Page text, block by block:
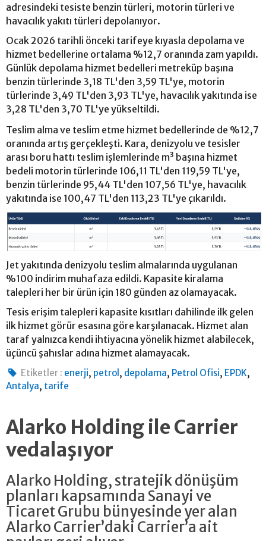
adresindeki tesiste benzin türleri, motorin türleri ve
havacılık yakıtı türleri depolanıyor.
Ocak 2026 tarihli önceki tarifeye kıyasla depolama ve
hizmet bedellerine ortalama %12,7 oranında zam yapıldı.
Günlük depolama hizmet bedelleri metreküp başına
benzin türlerinde 3,18 TL'den 3,59 TL'ye, motorin
türlerinde 3,49 TL'den 3,93 TL'ye, havacılık yakıtında ise
3,28 TL'den 3,70 TL'ye yükseltildi.
Teslim alma ve teslim etme hizmet bedellerinde de %12,7
oranında artış gerçekleşti. Kara, denizyolu ve tesisler
arası boru hattı teslim işlemlerinde m³ başına hizmet
bedeli motorin türlerinde 106,11 TL'den 119,59 TL'ye,
benzin türlerinde 95,44 TL'den 107,56 TL'ye, havacılık
yakıtında ise 100,47 TL'den 113,23 TL'ye çıkarıldı.
Jet yakıtında denizyolu teslim almalarında uygulanan
%100 indirim muhafaza edildi. Kapasite kiralama
talepleri her bir ürün için 180 günden az olamayacak.
Tesis erişim talepleri kapasite kısıtları dahilinde ilk gelen
ilk hizmet görür esasına göre karşılanacak. Hizmet alan
taraf yalnızca kendi ihtiyacına yönelik hizmet alabilecek,
üçüncü şahıslar adına hizmet alamayacak.
Etiketler : enerji, petrol , depolama, Petrol Ofisi, EPDK,
Antalya, tarife
Alarko Holding ile Carrier
vedalaşıyor
Alarko Holding, stratejik dönüşüm
planları kapsamında Sanayi ve
Ticaret Grubu bünyesinde yer alan
Alarko Carrier’daki Carrier’a ait